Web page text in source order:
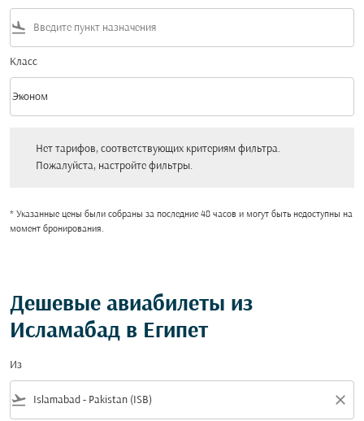
flight_land
Класс
Класс option Эконом Selected
Эконом
keyboard_arrow_down
Нет тарифов, соответствующих критериям фильтра.
Пожалуйста, настройте фильтры.
* Указанные цены были собраны за последние 48 часов и могут быть недоступны на
момент бронирования.
Дешевые авиабилеты из
Исламабад в Египет
Из
flight_takeoff close